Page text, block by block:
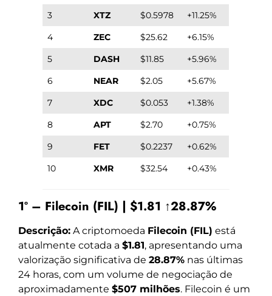
3
XTZ $0.5978
+11.25%
4
ZEC $25.62
+6.15%
5
DASH $11.85
+5.96%
6
NEAR $2.05
+5.67%
7
XDC $0.053
+1.38%
8
APT $2.70
+0.75%
9
FET $0.2237
+0.62%
10
XMR $32.54 +0.43%
1º – Filecoin (FIL) | $1.81 ↑28.87%
Descrição: A criptomoeda Filecoin (FIL) está
atualmente cotada a $1.81, apresentando uma
valorização significativa de 28.87% nas últimas
24 horas, com um volume de negociação de
aproximadamente $507 milhões. Filecoin é um